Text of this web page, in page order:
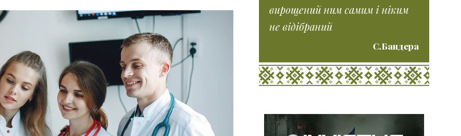
вирощений ним самим і ніким
не відібраний
С.Бандера